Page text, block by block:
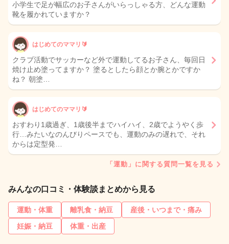
小学生で足が幅広のお子さんがいらっしゃる方、どんな運動
靴を履かれていますか？
はじめてのママリ🔰
クラブ活動でサッカーなど外で運動してるお子さん、毎回日
焼け止め塗ってますか？ 塗るとしたら顔とか腕とかですか
ね？ 朝塗…
はじめてのママリ🔰
おすわり1歳過ぎ、1歳後半までハイハイ、2歳でようやく歩
行…みたいなのんびりペースでも、運動のみの遅れで、それ
からは定型発…
「運動」に関する質問一覧を見る
みんなの口コミ・体験談まとめから見る
運動・体重 離乳食・納豆
産後・いつまで・痛み
妊娠・納豆
体重・出産